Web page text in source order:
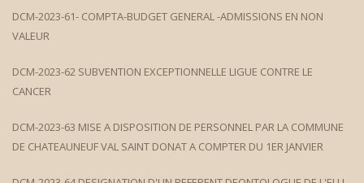
DCM-2023-61- COMPTA-BUDGET GENERAL -ADMISSIONS EN NON
VALEUR
DCM-2023-62 SUBVENTION EXCEPTIONNELLE LIGUE CONTRE LE
CANCER
DCM-2023-63 MISE A DISPOSITION DE PERSONNEL PAR LA COMMUNE
DE CHATEAUNEUF VAL SAINT DONAT A COMPTER DU 1ER JANVIER